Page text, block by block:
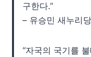
구한다.”
– 유승민 새누리
“자국의 국기를